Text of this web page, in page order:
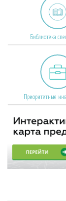
Библиотека
Приоритетные